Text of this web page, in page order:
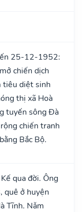
25-12-1952:
chiến dịch
tiêu diệt sinh
thị xã Hoà
tuyến sông Đà
chiến tranh
Bắc Bộ.
qua đời. Ông
quê ở huyện
Tĩnh. Nǎm